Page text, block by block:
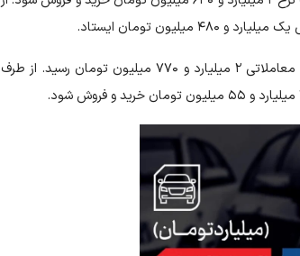
پژو ۲۰۷ اتوماتیک پانوراما افزایش بهای ۷۰ میلیون تومانی را تجربه کرد و به نرخ معاملاتی ۲ میلیارد و ۷۷۰ میلیون تومان رسید. از طرف